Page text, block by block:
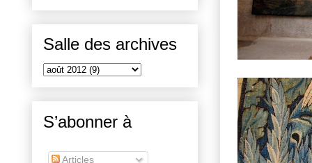
Salle des archives
S’abonner à
Articles